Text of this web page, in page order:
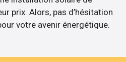
prix. Alors, pas d’hésitation
votre avenir énergétique.